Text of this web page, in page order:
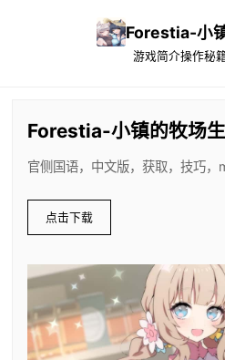
Forestia-小
游戏简介操作秘
Forestia-小镇的牧场
官侧国语，中文版，获取，技巧
点击下载